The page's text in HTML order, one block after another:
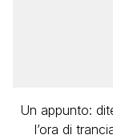
Un appunto:
l’ora di